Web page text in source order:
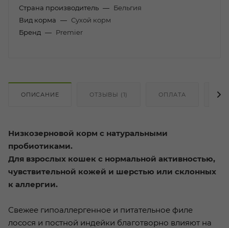
Страна производитель — Бельгия
Вид корма — Сухой корм
Бренд — Premier
ОПИСАНИЕ ОТЗЫВЫ (1) ОПЛАТА
Низкозерновой корм с натуральными
пробиотиками.
Для взрослых кошек с нормальной активностью,
чувствительной кожей и шерстью или склонных
к аллергии.
Свежее гипоаллергенное и питательное филе
лосося и постной индейки благотворно влияют на